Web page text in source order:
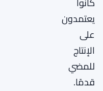
يعتمدون
على
الإنتاج
للمضي
قدمًا.